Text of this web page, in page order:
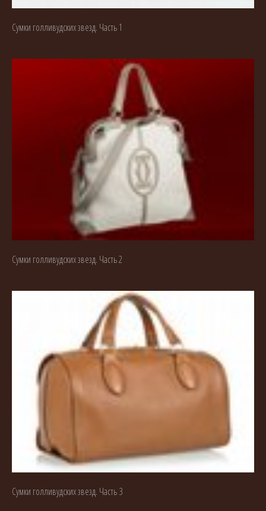
Сумки голливудских звезд. Часть 1
Сумки голливудских звезд. Часть 2
Сумки голливудских звезд. Часть 3